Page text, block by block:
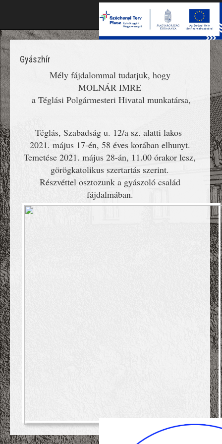
Gyászhír
Mély fájdalommal tudatjuk, hogy
MOLNÁR IMRE
a Téglási Polgármesteri Hivatal munkatársa,
Téglás, Szabadság u. 12/a sz. alatti lakos
2021. május 17-én, 58 éves korában elhunyt.
Temetése 2021. május 28-án, 11.00 órakor lesz,
görögkatolikus szertartás szerint.
Részvéttel osztozunk a gyászoló család
fájdalmában.